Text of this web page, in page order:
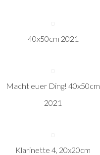
40x50cm 2021
Macht euer Ding! 40x50cm
2021
Klarinette 4, 20x20cm